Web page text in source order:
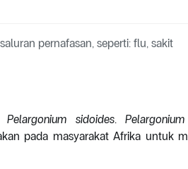
pernafasan, seperti: flu, sakit
Pelargonium sidoides.
pada masyarakat Afrika untuk